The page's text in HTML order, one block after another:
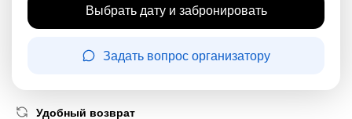
Выбрать дату и забронировать
Задать вопрос организатору
Удобный возврат